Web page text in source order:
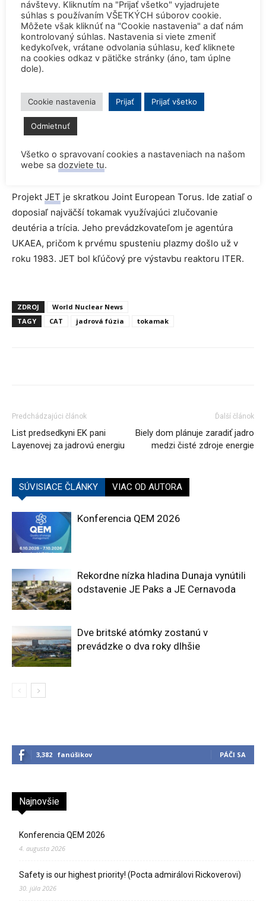
v priemyslovom meradle. Projekt je momentálne
dokončený na 70 % a jeho prvá prevádzka sa očakáva v
roku 2035.
Aj Amerika má už svoj fúzny projekt, ktorý nesie názov
energetiky, Prinstonské laboratórium plazmy v New
Jersey a juhokórejský fúzny výskumný inštitút. DEMO by
mal ako prvý fúzny reaktor dodávať energiu do rozvodnej
siete, tento moment sa očakáva medzi rokmi 2037 a
2050.
Projekt JET je skratkou Joint European Torus. Ide zatiaľ o
doposiaľ najväčší tokamak využívajúci zlučovanie
deutéria a trícia. Jeho prevádzkovateľom je agentúra
UKAEA, pričom k prvému spusteniu plazmy došlo už v
roku 1983. JET bol kľúčový pre výstavbu reaktoru ITER.
ZDROJ
World Nuclear News
TAGY
CAT jadrová fúzia tokamak
Predchádzajúci článok
List predsedkyni EK pani
Layenovej za jadrovú energiu
Ďalší článok
Biely dom plánuje zaradiť jadro
medzi čisté zdroje energie
SÚVISIACE ČLÁNKY VIAC OD AUTORA
Konferencia QEM 2026
Rekordne nízka hladina Dunaja vynútili
odstavenie JE Paks a JE Cernavoda
Dve britské atómky zostanú v
prevádzke o dva roky dlhšie
3,382 fanúšikov PÁČI SA
Najnovšie
Konferencia QEM 2026
4. augusta 2026
Safety is our highest priority! (Pocta admirálovi Rickoverovi)
30. júla 2026
návštevy. Kliknutím na "Prijať všetko" vyjadrujete
súhlas s používaním VŠETKÝCH súborov cookie.
Môžete však kliknúť na "Cookie nastavenia" a dať nám
kontrolovaný súhlas. Nastavenia si viete zmeniť
kedykoľvek, vrátane odvolania súhlasu, keď kliknete
na cookies odkaz v pätičke stránky (áno, tam úplne
dole).
Cookie nastavenia Prijať Prijať všetko
Odmietnuť
Všetko o spravovaní cookies a nastaveniach na našom
webe sa dozviete tu.